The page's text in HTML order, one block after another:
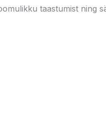
taastumist ning